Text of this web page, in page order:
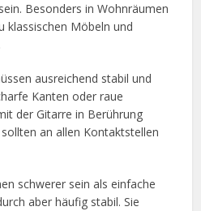
Besonders in Wohnräumen
klassischen Möbeln und
ausreichend stabil und
Kanten oder raue
der Gitarre in Berührung
an allen Kontaktstellen
schwerer sein als einfache
aber häufig stabil. Sie